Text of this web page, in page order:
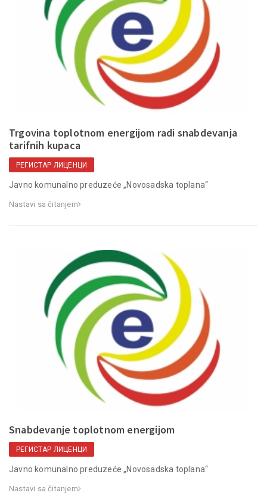
Trgovina toplotnom energijom radi snabdevanja
tarifnih kupaca
РЕГИСТАР ЛИЦЕНЦИ
Javno komunalno preduzeće „Novosadska toplana“
Nastavi sa čitanjem
Snabdevanje toplotnom energijom
РЕГИСТАР ЛИЦЕНЦИ
Javno komunalno preduzeće „Novosadska toplana“
Nastavi sa čitanjem